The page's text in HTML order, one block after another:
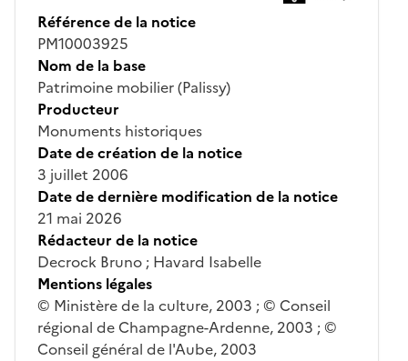
Référence de la notice
PM10003925
Nom de la base
Patrimoine mobilier (Palissy)
Producteur
Monuments historiques
Date de création de la notice
3 juillet 2006
Date de dernière modification de la notice
21 mai 2026
Rédacteur de la notice
Decrock Bruno ; Havard Isabelle
Mentions légales
© Ministère de la culture, 2003 ; © Conseil
régional de Champagne-Ardenne, 2003 ; ©
Conseil général de l'Aube, 2003